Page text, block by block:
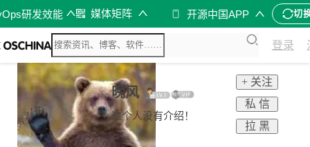
研发效能 媒体矩阵 开源中国APP 切
登录
晚风
这个人没有介绍！
+ 关注
私 信
拉 黑